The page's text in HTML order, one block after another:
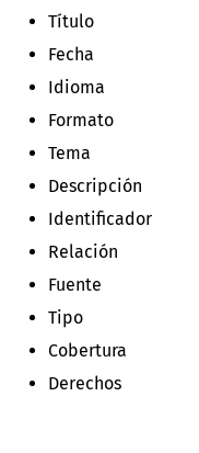
Título
Fecha
Idioma
Formato
Tema
Descripción
Identificador
Relación
Fuente
Tipo
Cobertura
Derechos